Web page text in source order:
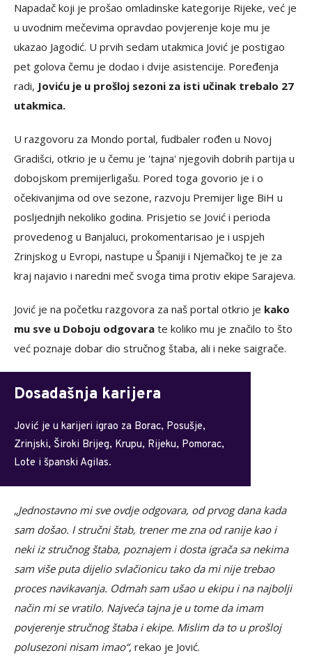
Napadač koji je prošao omladinske kategorije Rijeke, već je
u uvodnim mečevima opravdao povjerenje koje mu je
ukazao Jagodić. U prvih sedam utakmica Jović je postigao
pet golova čemu je dodao i dvije asistencije. Poređenja
radi, Joviću je u prošloj sezoni za isti učinak trebalo 27
utakmica.
U razgovoru za Mondo portal, fudbaler rođen u Novoj
Gradišci, otkrio je u čemu je 'tajna' njegovih dobrih partija u
dobojskom premijerligašu. Pored toga govorio je i o
očekivanjima od ove sezone, razvoju Premijer lige BiH u
posljednjih nekoliko godina. Prisjetio se Jović i perioda
provedenog u Banjaluci, prokomentarisao je i uspjeh
Zrinjskog u Evropi, nastupe u Španiji i Njemačkoj te je za
kraj najavio i naredni meč svoga tima protiv ekipe Sarajeva.
Jović je na početku razgovora za naš portal otkrio je kako
mu sve u Doboju odgovara te koliko mu je značilo to što
već poznaje dobar dio stručnog štaba, ali i neke saigrače.
Dosadašnja karijera
Jović je u karijeri igrao za Borac, Posušje,
Zrinjski, Široki Brijeg, Krupu, Rijeku, Pomorac,
Lote i španski Agilas.
„Jednostavno mi sve ovdje odgovara, od prvog dana kada
sam došao. I stručni štab, trener me zna od ranije kao i
neki iz stručnog štaba, poznajem i dosta igrača sa nekima
sam više puta dijelio svlačionicu tako da mi nije trebao
proces navikavanja. Odmah sam ušao u ekipu i na najbolji
način mi se vratilo. Najveća tajna je u tome da imam
povjerenje stručnog štaba i ekipe. Mislim da to u prošloj
polusezoni nisam imao“, rekao je Jović.